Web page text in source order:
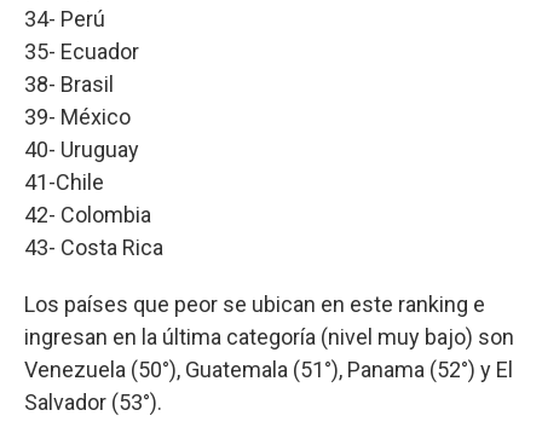
34- Perú
35- Ecuador
38- Brasil
39- México
40- Uruguay
41-Chile
42- Colombia
43- Costa Rica
Los países que peor se ubican en este ranking e
ingresan en la última categoría (nivel muy bajo) son
Venezuela (50°), Guatemala (51°), Panama (52°) y El
Salvador (53°).